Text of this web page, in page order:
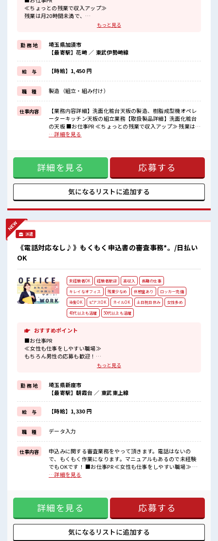
≪ちょっとの残業で収入アップ≫
残業は月20時間未満で、
≪初めての仕事だけど自分にもできそう≫
新しいことにチャレンジするのは不安だけど、
しっかり働く環境が整っています！
イチからスキルUP・ステップUP目指していきましょう！
≪自分に向いている仕事が探せる≫
困った事などがあれば、
担当がしっかりサポートします！
■職場の雰囲気
20代が多数活躍中！
社会人経験が浅くてもOK！
ここから経験積んでいきましょ！
程よく残業あり！
もっと見る
勤 務 地
埼玉県加須市
【最寄駅】花崎 ／ 東武伊勢崎線
給 与 【時給】1,450 円
職 種 製造（組立・組み付け）
仕事内容
【業務内容詳細】洗面化粧台天板の製造、樹脂成型機オペレ
ーターキッチン天板の組立業務【取扱製品詳細】洗面化粧台
の天板 ■お仕事PR ≪ちょっとの残業で収入アップ≫ 残業は月
20時間未満で、 ほどよく稼げます♪ 制服があると毎日の服選
環境が整っています！ イチからスキルUP・ステップUP目指
していきましょう！ ≪自分に向いている仕事が探せる≫ 困っ
た事などがあれば、 担当がしっかりサポートします！ ■職場
の雰囲気 20代が多数活躍中！ 社会人経験が浅くてもOK！ こ
こから経験積んでいきましょ！ 程よく残業あり！ 高収入もバ
ッチリ目指せますよ！
…詳細を見る
詳細を見る 応募する
気になるリストに追加する
派遣
《電話対応なし♪》もくもく申込書の審査事務*。/日払い
OK
未経験者OK 経験者歓迎 高収入
長期の仕事
キレイなオフィス
残業少なめ 休憩室あり
ロッカー完備
染髪OK
ピアスOK ネイルOK 土日祝日休み
女性多め
40代以上も活躍
50代以上も活躍
おすすめポイント
■お仕事PR
≪女性も仕事をしやすい職場≫
もちろん男性の応募も歓迎！
残業はほとんどナシ！
≪週休2日制≫
週末は家族や友人と一緒にプライベート満喫！
≪モチベーションもUP≫
派手過ぎなければ髪型や髪色自由♪
(規定有)≪未経験の方も大カンゲイ≫
新しいことにチャレンジするのは不安だけど、
しっかり働く環境が整っています！
イチからスキルUP・ステップUP目指していきましょう！
■職場の雰囲気
女性が多めの職場です♪
キバツ過ぎなければ髪色・髪型は自由！
ロッカーあり！
安心してお仕事に集中♪
もっと見る
勤 務 地
埼玉県新座市
【最寄駅】朝霞台 ／ 東武東上線
給 与 【時給】1,330 円
職 種 データ入力
仕事内容
申込みに関する審査業務をやって頂きます。電話はないの
で、もくもく作業になります。マニュアルもあるので未経験
でもOKです！ ■お仕事PR ≪女性も仕事をしやすい職場≫ も
ちろん男性の応募も歓迎！ ≪プライベートが充実する≫ 場合
満喫！ ≪モチベーションもUP≫ 派手過ぎなければ髪型や髪色
自由♪ (規定有)≪未経験の方も大カンゲイ≫ 新しいことにチ
ャレンジするのは不安だけど、 しっかり働く環境が整ってい
ます！ イチからスキルUP・ステップUP目指していきましょ
れば髪色・髪型は自由！ あなたの個性を大事にできます♪ 一
…詳細を見る
詳細を見る 応募する
気になるリストに追加する